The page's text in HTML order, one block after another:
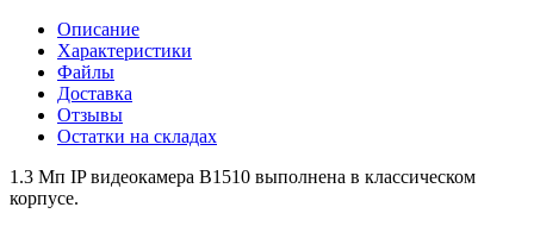
Описание
Характеристики
Файлы
Доставка
Отзывы
Остатки на складах
1.3 Мп IP видеокамера B1510 выполнена в классическом
корпусе.